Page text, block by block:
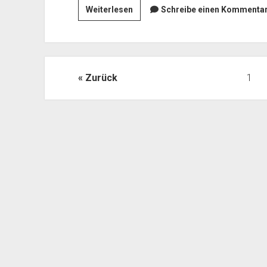
WeiterlesenStatt
Unabhängigkeit
Schreibe einen
Seitennummerierung
Zurück 1